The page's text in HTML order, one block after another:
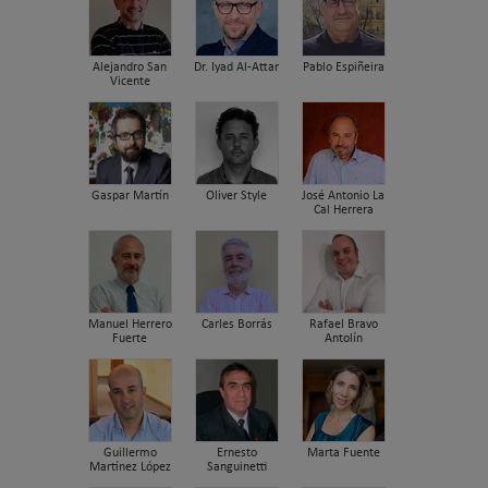
Alejandro San
Vicente
Dr. Iyad Al-Attar Pablo Espiñeira
Gaspar Martín Oliver Style
José Antonio La
Cal Herrera
Manuel Herrero
Fuerte
Carles Borrás
Rafael Bravo
Antolín
Guillermo
Martínez López
Ernesto
Sanguinetti
Marta Fuente